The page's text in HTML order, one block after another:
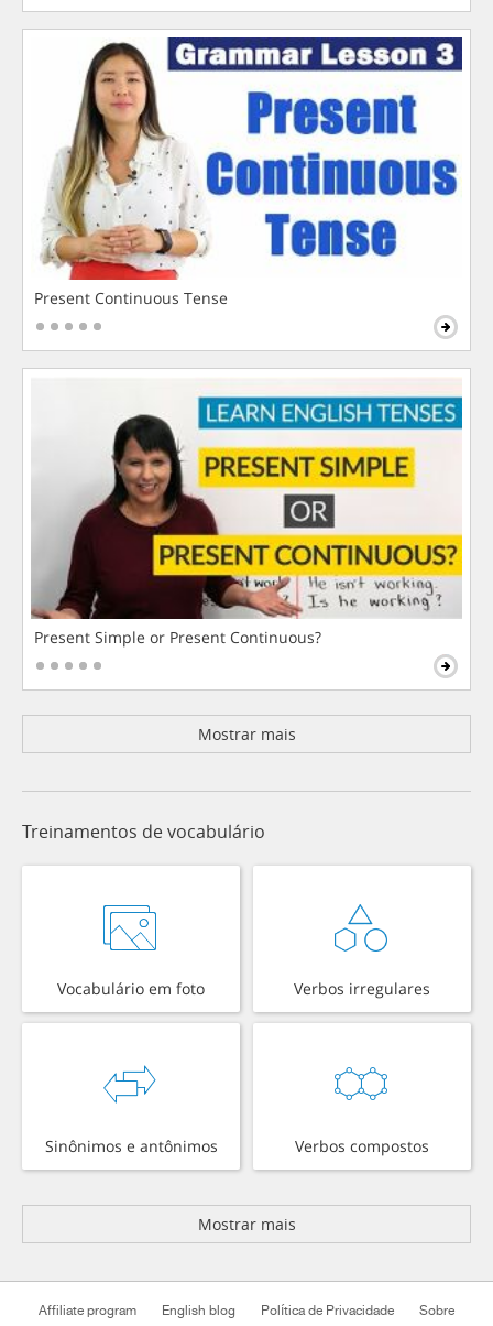
Present Continuous Tense
Present Simple or Present Continuous?
Mostrar mais
Treinamentos de vocabulário
Vocabulário em foto Verbos irregulares
Sinônimos e antônimos Verbos compostos
Mostrar mais
Affiliate program English blog Política de Privacidade Sobre